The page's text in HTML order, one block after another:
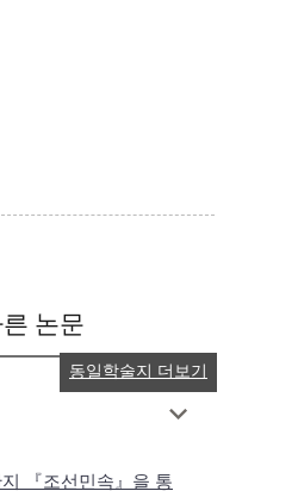
논문
『조선민속』을 통
동일학술지 더보기